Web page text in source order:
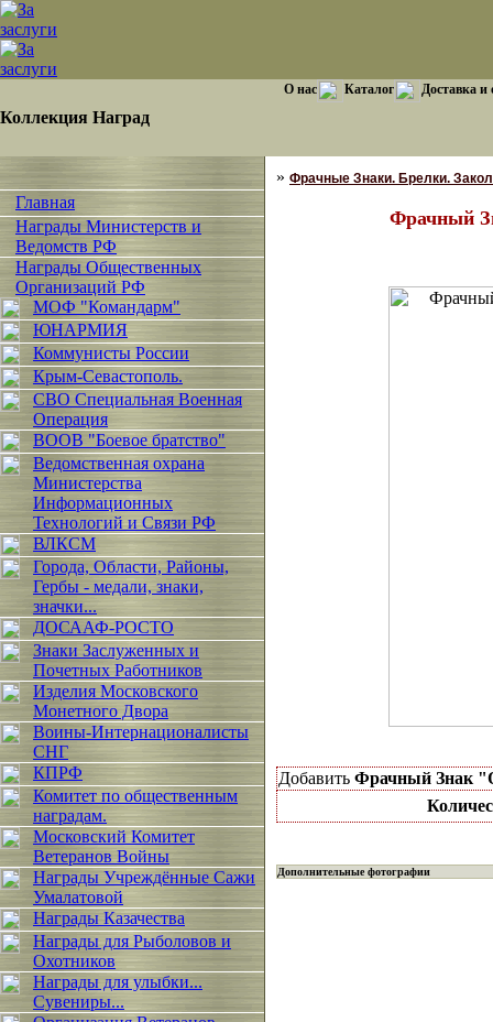
Коллекция Наград
О нас Каталог Доставка и
Главная
Награды Министерств и
Ведомств РФ
Награды Общественных
Организаций РФ
МОФ "Командарм"
ЮНАРМИЯ
Коммунисты России
Крым-Севастополь.
СВО Специальная Военная
Операция
ВООВ "Боевое братство"
Ведомственная охрана
Министерства
Информационных
Технологий и Связи РФ
ВЛКСМ
Города, Области, Районы,
Гербы - медали, знаки,
значки...
ДОСААФ-РОСТО
Знаки Заслуженных и
Почетных Работников
Изделия Московского
Монетного Двора
Воины-Интернационалисты
СНГ
КПРФ
Комитет по общественным
наградам.
Московский Комитет
Ветеранов Войны
Награды Учреждённые Сажи
Умалатовой
Награды Казачества
Награды для Рыболовов и
Охотников
Награды для улыбки...
Сувениры...
» Фрачные Знаки. Брелки.
Фрачный
Добавить Фрачный Знак
Дополнительные фотографии